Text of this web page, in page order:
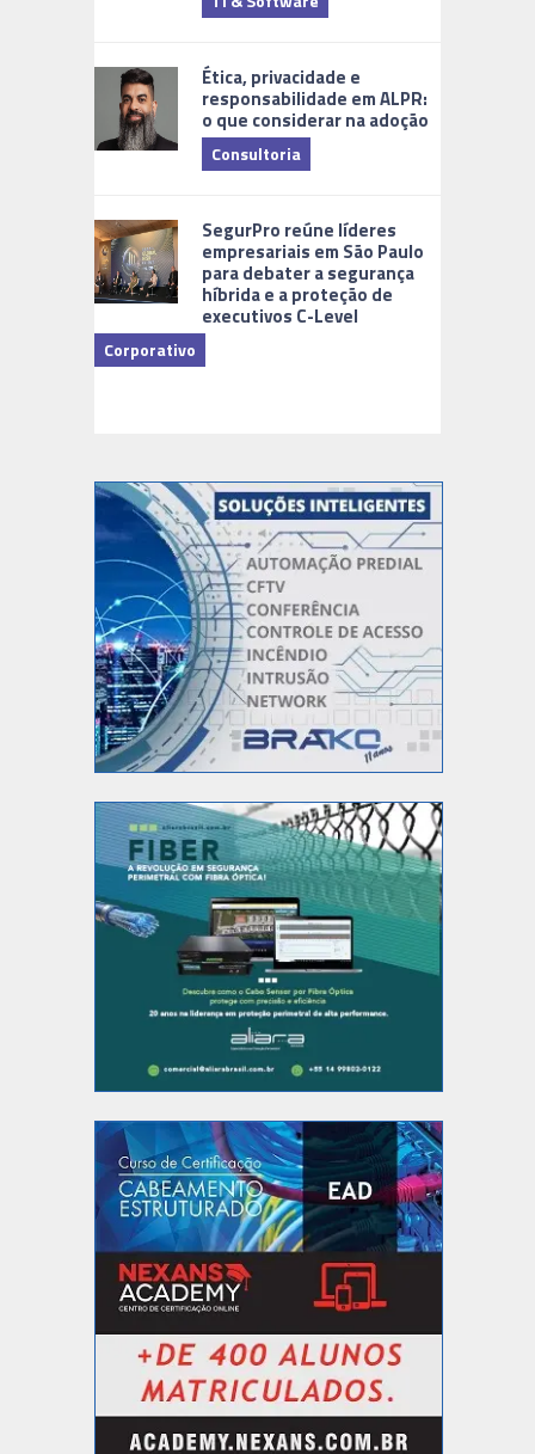
Ética, privacidade e
responsabilidade em ALPR:
o que considerar na adoção
Consultoria
SegurPro reúne líderes
empresariais em São Paulo
para debater a segurança
híbrida e a proteção de
executivos C-Level
Corporativo